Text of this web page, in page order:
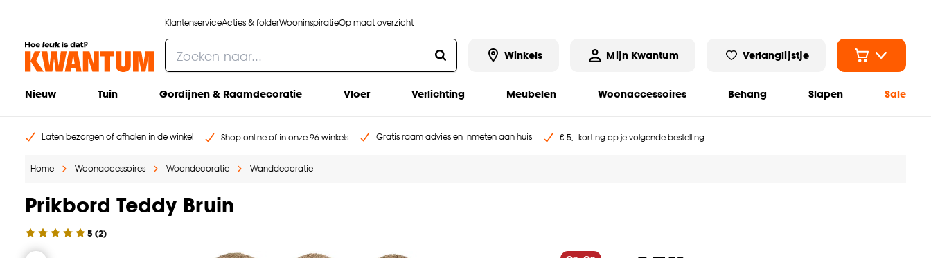
KlantenserviceActies & folderWooninspiratieOp maat overzicht
Winkels Mijn Kwantum Verlanglijstje
Nieuw Tuin Gordijnen & Raamdecoratie Vloer Verlichting Meubelen Woonaccessoires Behang Slapen Sale
Laten bezorgen of afhalen in de winkel Shop online of in onze 96 winkels Gratis raam advies en inmeten aan huis € 5,- korting op je volgende bestelling
Home Woonaccessoires Woondecoratie Wanddecoratie
Prikbord Teddy Bruin
5 (2)